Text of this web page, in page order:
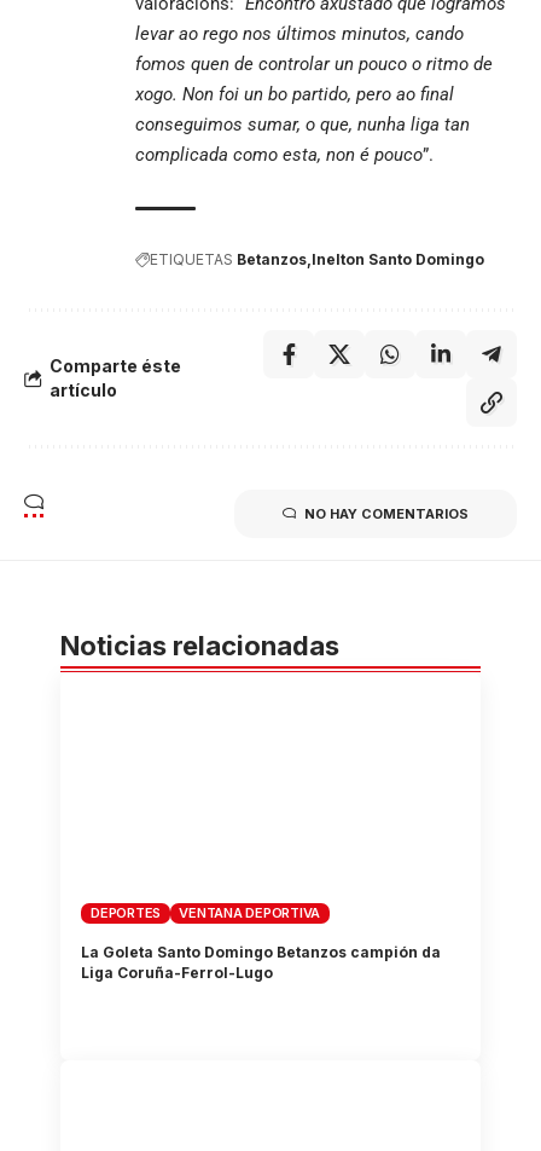
levar ao rego nos últimos minutos, cando
fomos quen de controlar un pouco o ritmo de
xogo. Non foi un bo partido, pero ao final
conseguimos sumar, o que, nunha liga tan
complicada como esta, non é pouco”.
ETIQUETAS Betanzos Inelton Santo Domingo
Comparte éste
artículo
NO HAY COMENTARIOS
Noticias relacionadas
DEPORTES VENTANA DEPORTIVA
La Goleta Santo Domingo Betanzos campión da
Liga Coruña-Ferrol-Lugo